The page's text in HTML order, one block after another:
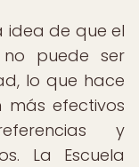
idea de que el
puede ser
lo que hace
más efectivos
y
La Escuela